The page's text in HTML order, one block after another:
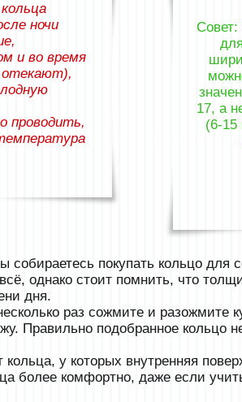
ночи
и во время
отекают),
проводить,
Совет:
17, а
(6-
собираетесь покупать кольцо для
однако стоит помнить, что
дня.
раз сожмите и разожмите
Правильно подобранное кольцо
у которых внутренняя
более комфортно, даже если